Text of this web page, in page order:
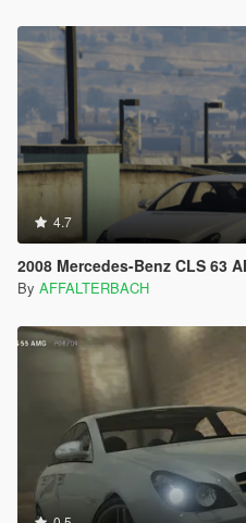
4.7
2008 Mercedes-Benz CLS 63
By AFFALTERBACH